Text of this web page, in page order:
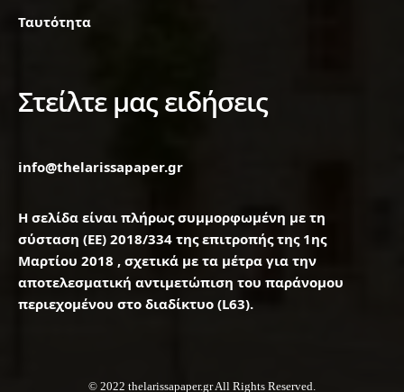
Ταυτότητα
Στείλτε μας ειδήσεις
info@thelarissapaper.gr
Η σελίδα είναι πλήρως συμμορφωμένη με τη
σύσταση (ΕΕ) 2018/334 της επιτροπής της 1ης
Μαρτίου 2018 , σχετικά με τα μέτρα για την
αποτελεσματική αντιμετώπιση του παράνομου
περιεχομένου στο διαδίκτυο (L63).
© 2022 thelarissapaper.gr All Rights Reserved.